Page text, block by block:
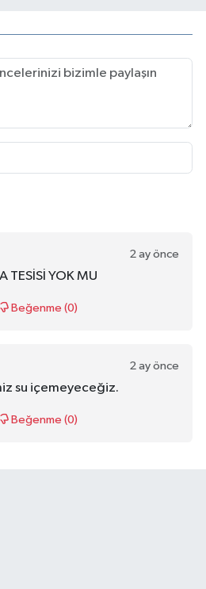
2 ay önce
TESİSİ YOK MU
Beğenme (0)
2 ay önce
su içemeyeceğiz.
Beğenme (0)